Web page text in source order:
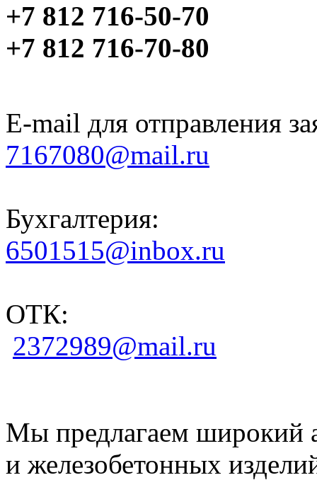
+7 812 716-50-70
+7 812 716-70-80
E-mail для отправления
7167080@mail.ru
Бухгалтерия:
6501515@inbox.ru
ОТК:
2372989@mail.ru
Мы предлагаем широкий
и железобетонных